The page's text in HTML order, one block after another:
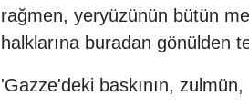
rağmen, yeryüzünün bütün
halklarına buradan gönülden
'Gazze'deki baskının,